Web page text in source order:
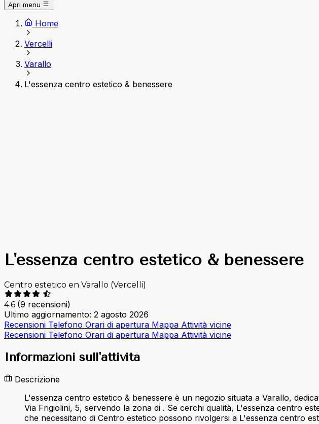
Apri menu
Home
Vercelli
Varallo
L'essenza centro estetico & benessere
L'essenza centro estetico & benessere
Centro estetico en Varallo (Vercelli)
4.6 (9 recensioni)
Ultimo aggiornamento: 2 agosto 2026
Recensioni Telefono Orari di apertura Mappa Attività vicine
Recensioni Telefono Orari di apertura Mappa Attività vicine
Informazioni sull'attività
Descrizione
L'essenza centro estetico & benessere è un negozio situata a Varallo,
Via Frigiolini, 5, servendo la zona di . Se cerchi qualità, L'essenza centro
che necessitano di Centro estetico possono rivolgersi a L'essenza centro